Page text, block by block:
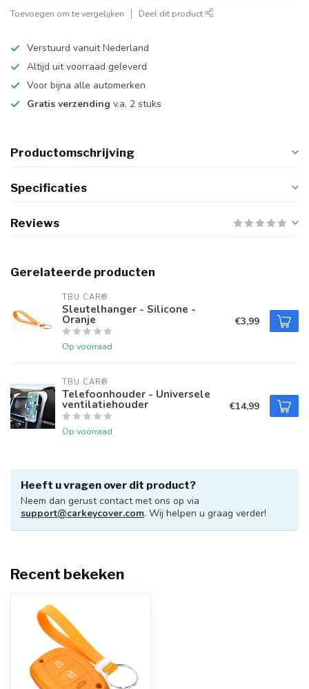
Toevoegen om te vergelijken Deel dit product
Verstuurd vanuit Nederland
Altijd uit voorraad geleverd
Voor bijna alle automerken
Gratis verzending v.a. 2 stuks
Productomschrijving
Specificaties
Reviews
Gerelateerde producten
TBU CAR®
Sleutelhanger - Silicone -
Oranje
Op voorraad
€3,99
TBU CAR®
Telefoonhouder - Universele
ventilatiehouder
Op voorraad
€14,99
Heeft u vragen over dit product?
Neem dan gerust contact met ons op via
support@carkeycover.com. Wij helpen u graag verder!
Recent bekeken